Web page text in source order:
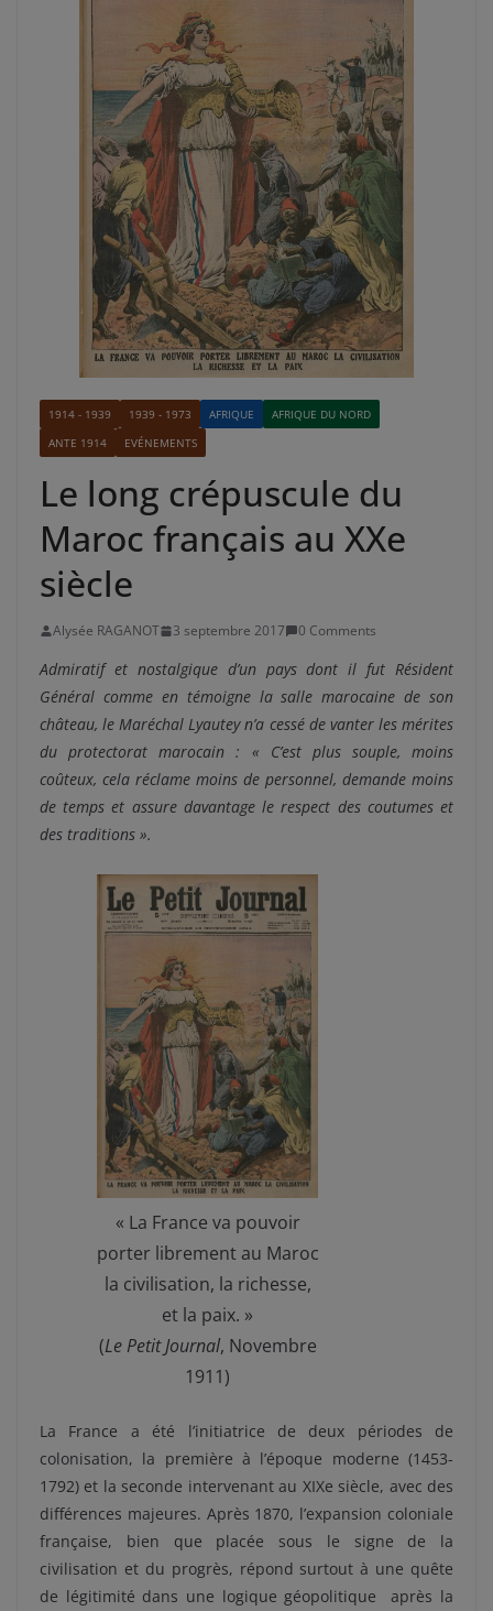
1914 - 1939 1939 - 1973 AFRIQUE
AFRIQUE DU NORD
ANTE 1914
EVÉNEMENTS
Le long crépuscule du
Maroc français au XXe
siècle
Alysée RAGANOT 3 septembre 2017 0 Comments
Admiratif et nostalgique d’un pays dont il fut Résident
Général comme en témoigne la salle marocaine de son
château, le Maréchal Lyautey n’a cessé de vanter les mérites
du protectorat marocain : « C’est plus souple, moins
coûteux, cela réclame moins de personnel, demande moins
de temps et assure davantage le respect des coutumes et
des traditions ».
« La France va pouvoir
porter librement au Maroc
la civilisation, la richesse,
et la paix. »
(Le Petit Journal, Novembre
1911)
La France a été l’initiatrice de deux périodes de
colonisation, la première à l’époque moderne (1453-
1792) et la seconde intervenant au XIXe siècle, avec des
différences majeures. Après 1870, l’expansion coloniale
française, bien que placée sous le signe de la
civilisation et du progrès, répond surtout à une quête
de légitimité dans une logique géopolitique après la